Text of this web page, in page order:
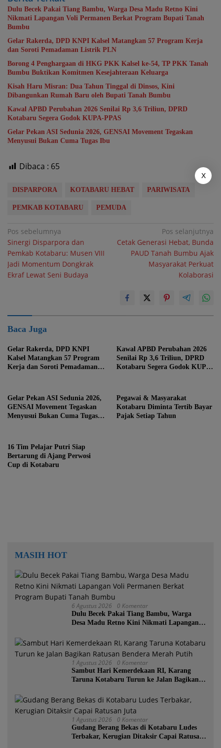
Dulu Becek Pakai Tiang Bambu, Warga Desa Madu Retno Kini
Nikmati Lapangan Voli Permanen Berkat Program Bupati Tanah
Bumbu
Gelar Rakerda, DPD KNPI Kalsel Matangkan 57 Program Kerja
dan Soroti Pemadaman Listrik PLN
Borong 4 Penghargaan di HKG PKK Kalsel ke-54, TP PKK Tanah
Bumbu Buktikan Komitmen Kesejahteraan Keluarga
Kisah Haru Misran: Dua Tahun Tinggal di Dinsos, Kini
Dibangunkan Rumah Baru oleh Bupati Tanah Bumbu
Kawal APBD Perubahan 2026 Senilai Rp 3,6 Triliun, DPRD
Kotabaru Segera Godok KUPA-PPAS
Gelar Pekan ASI Sedunia 2026, GENSAI Movement Tegaskan
Menyusui Bukan Cuma Tugas Ibu
Dibaca : 65
DISPARPORA KOTABARU HEBAT PARIWISATA
PEMKAB KOTABARU PEMUDA
Navigasi
pos
Pos sebelumnya
Sinergi Disparpora dan
Pemkab Kotabaru: Musen VIII
Jadi Momentum Dongkrak
Ekraf Lewat Seni Budaya
Pos selanjutnya
Cetak Generasi Hebat, Bunda
PAUD Tanah Bumbu Ajak
Masyarakat Perkuat
Kolaborasi
Baca Juga
Gelar Rakerda, DPD KNPI
Kalsel Matangkan 57 Program
Kerja dan Soroti Pemadaman
Kawal APBD Perubahan 2026
Senilai Rp 3,6 Triliun, DPRD
Kotabaru Segera Godok KUPA-
Gelar Pekan ASI Sedunia 2026,
GENSAI Movement Tegaskan
Menyusui Bukan Cuma Tugas
Pegawai & Masyarakat
Kotabaru Diminta Tertib Bayar
Pajak Setiap Tahun
16 Tim Pelajar Putri Siap
Bertarung di Ajang Perwosi
Cup di Kotabaru
MASIH HOT
6 Agustus 2026 0 Komentar
Dulu Becek Pakai Tiang Bambu, Warga
Desa Madu Retno Kini Nikmati Lapangan
Tanah Bumbu
1 Agustus 2026 0 Komentar
Sambut Hari Kemerdekaan RI, Karang
Taruna Kotabaru Turun ke Jalan Bagikan
1 Agustus 2026 0 Komentar
Gudang Berang Bekas di Kotabaru Ludes
Terbakar, Kerugian Ditaksir Capai Ratusan
X